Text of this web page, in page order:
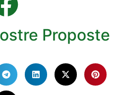
Proposte